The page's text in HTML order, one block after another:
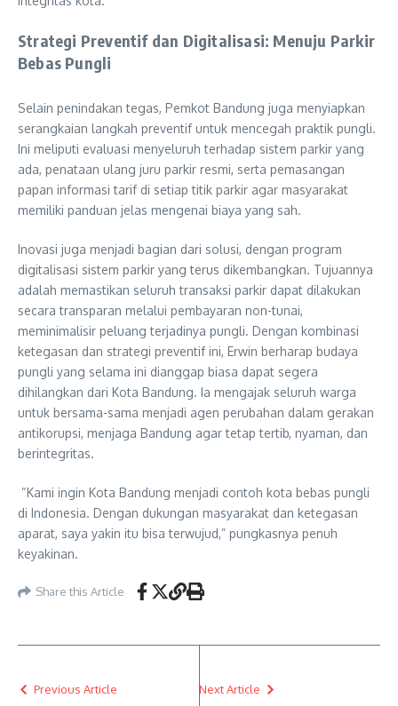
Strategi Preventif dan Digitalisasi: Menuju Parkir
Bebas Pungli
Selain penindakan tegas, Pemkot Bandung juga menyiapkan
serangkaian langkah preventif untuk mencegah praktik pungli.
Ini meliputi evaluasi menyeluruh terhadap sistem parkir yang
ada, penataan ulang juru parkir resmi, serta pemasangan
papan informasi tarif di setiap titik parkir agar masyarakat
memiliki panduan jelas mengenai biaya yang sah.
Inovasi juga menjadi bagian dari solusi, dengan program
digitalisasi sistem parkir yang terus dikembangkan. Tujuannya
adalah memastikan seluruh transaksi parkir dapat dilakukan
secara transparan melalui pembayaran non-tunai,
meminimalisir peluang terjadinya pungli. Dengan kombinasi
ketegasan dan strategi preventif ini, Erwin berharap budaya
pungli yang selama ini dianggap biasa dapat segera
dihilangkan dari Kota Bandung. Ia mengajak seluruh warga
untuk bersama-sama menjadi agen perubahan dalam gerakan
antikorupsi, menjaga Bandung agar tetap tertib, nyaman, dan
berintegritas.
“Kami ingin Kota Bandung menjadi contoh kota bebas pungli
di Indonesia. Dengan dukungan masyarakat dan ketegasan
aparat, saya yakin itu bisa terwujud,” pungkasnya penuh
keyakinan.
Share this Article
Previous Article Next Article